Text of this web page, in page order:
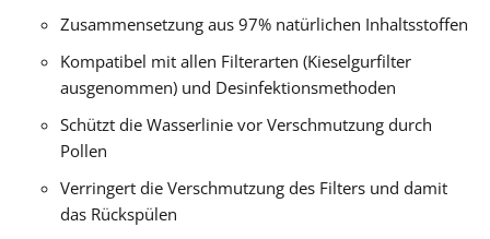
Zusammensetzung aus 97% natürlichen Inhaltsstoffen
Kompatibel mit allen Filterarten (Kieselgurfilter
ausgenommen) und Desinfektionsmethoden
Schützt die Wasserlinie vor Verschmutzung durch
Pollen
Verringert die Verschmutzung des Filters und damit
das Rückspülen